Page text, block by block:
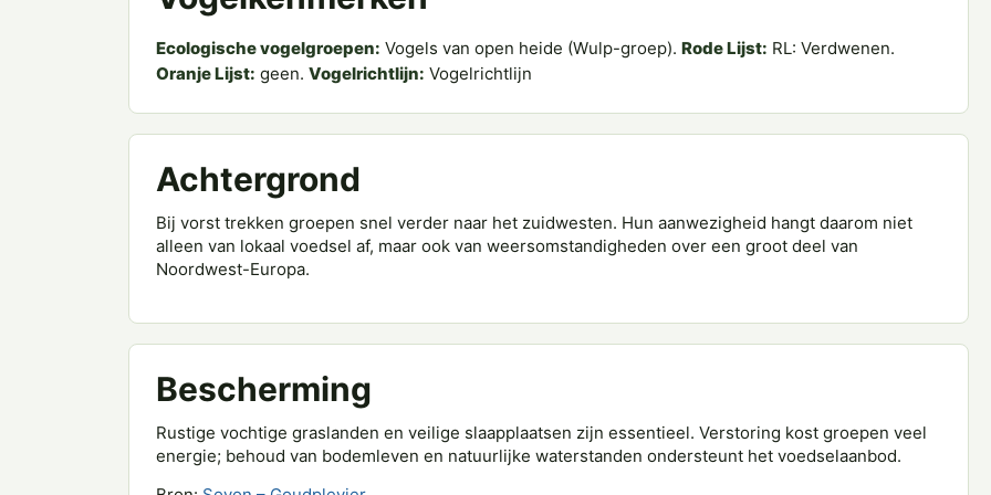
Ecologische vogelgroepen: Vogels van open heide (Wulp-groep). Rode Lijst: RL: Verdwenen.
Oranje Lijst: geen. Vogelrichtlijn: Vogelrichtlijn
Achtergrond
Bij vorst trekken groepen snel verder naar het zuidwesten. Hun aanwezigheid hangt daarom niet
alleen van lokaal voedsel af, maar ook van weersomstandigheden over een groot deel van
Noordwest-Europa.
Bescherming
Rustige vochtige graslanden en veilige slaapplaatsen zijn essentieel. Verstoring kost groepen veel
energie; behoud van bodemleven en natuurlijke waterstanden ondersteunt het voedselaanbod.